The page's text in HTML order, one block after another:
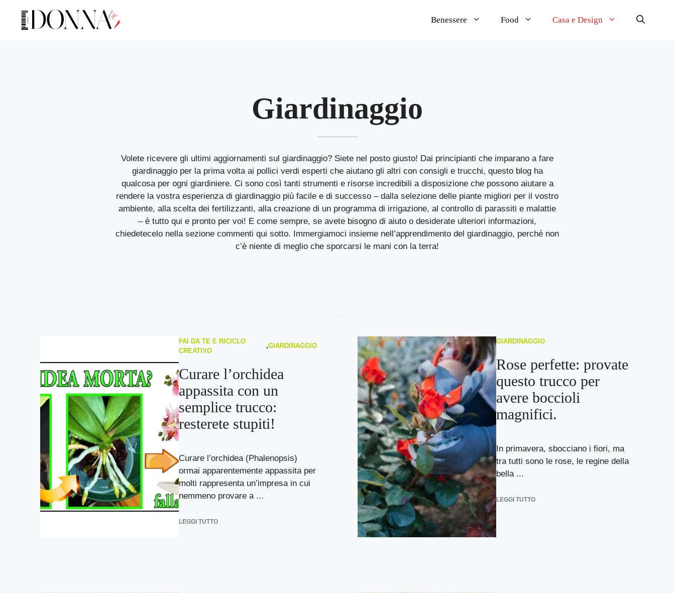
Benessere Food Casa e Design
Giardinaggio
Volete ricevere gli ultimi aggiornamenti sul giardinaggio? Siete nel posto giusto! Dai principianti che imparano a fare
giardinaggio per la prima volta ai pollici verdi esperti che aiutano gli altri con consigli e trucchi, questo blog ha
qualcosa per ogni giardiniere. Ci sono così tanti strumenti e risorse incredibili a disposizione che possono aiutare a
rendere la vostra esperienza di giardinaggio più facile e di successo – dalla selezione delle piante migliori per il vostro
ambiente, alla scelta dei fertilizzanti, alla creazione di un programma di irrigazione, al controllo di parassiti e malattie
– è tutto qui e pronto per voi! E come sempre, se avete bisogno di aiuto o desiderate ulteriori informazioni,
chiedetecelo nella sezione commenti qui sotto. Immergiamoci insieme nell’apprendimento del giardinaggio, perché non
c’è niente di meglio che sporcarsi le mani con la terra!
FAI DA TE E RICICLO
CREATIVO
,GIARDINAGGIO
Curare l’orchidea
appassita con un
semplice trucco:
resterete stupiti!
Curare l’orchidea (Phalenopsis)
ormai apparentemente appassita per
molti rappresenta un’impresa in cui
nemmeno provare a ...
LEGGI TUTTO
GIARDINAGGIO
Rose perfette: provate
questo trucco per
avere boccioli
magnifici.
In primavera, sbocciano i fiori, ma
tra tutti sono le rose, le regine della
bella ...
LEGGI TUTTO